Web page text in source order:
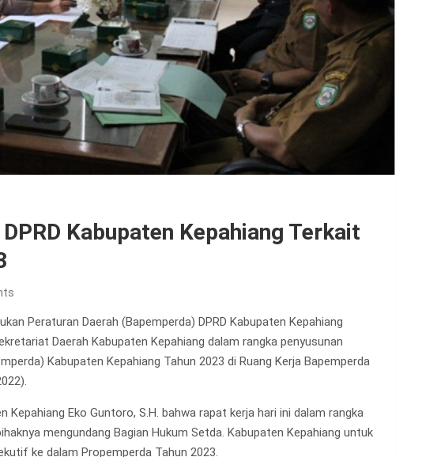
Kabupaten Kepahiang Terkait
Peraturan Daerah (Bapemperda) DPRD Kabupaten Kepahiang
Daerah Kabupaten Kepahiang dalam rangka penyusunan
Kabupaten Kepahiang Tahun 2023 di Ruang Kerja Bapemperda
Kepahiang Eko Guntoro, S.H. bahwa rapat kerja hari ini dalam rangka
mengundang Bagian Hukum Setda. Kabupaten Kepahiang untuk
ke dalam Propemperda Tahun 2023.